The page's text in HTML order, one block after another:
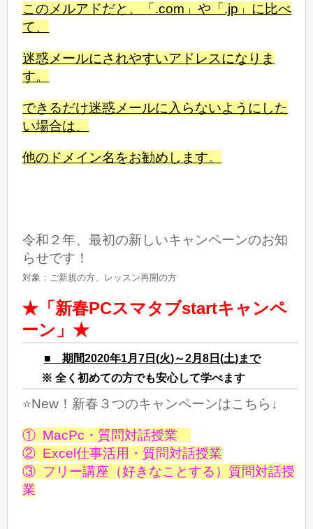
このメルアドだと、「.com」や「.jp」に比べ
て、
迷惑メールにされやすいアドレスになりま
す。
できるだけ迷惑メールに入らないようにした
い場合は、
他のドメイン名をお勧めします。
令和２年、最初の新しいキャンペーンのお知
らせです！
対象：ご新規の方、レッスン再開の方
★「 新春PCスマタブstartキャンペ
ーン 」★
■ 期間2020年1月7日(火)～2月8日(土)まで
※ 全く初めての方でも安心して学べます
⭐️New！新春３つのキャンペーンはこちら↓
① MacPc・質問対話授業
② Excel仕事活用・質問対話授業
③ フリー講座（好きなことする）質問対話授
業